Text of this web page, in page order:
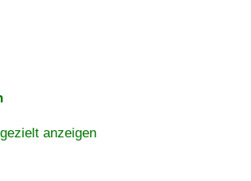
anzeigen